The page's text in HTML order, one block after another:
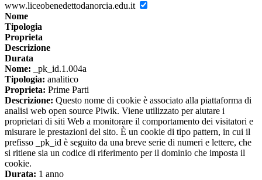
www.liceobenedettodanorcia.edu.it
Nome
Tipologia
Proprieta
Descrizione
Durata
Nome: _pk_id.1.004a
Tipologia: analitico
Proprieta: Prime Parti
Descrizione: Questo nome di cookie è associato alla piattaforma di
analisi web open source Piwik. Viene utilizzato per aiutare i
proprietari di siti Web a monitorare il comportamento dei visitatori e
misurare le prestazioni del sito. È un cookie di tipo pattern, in cui il
prefisso _pk_id è seguito da una breve serie di numeri e lettere, che
si ritiene sia un codice di riferimento per il dominio che imposta il
cookie.
Durata: 1 anno